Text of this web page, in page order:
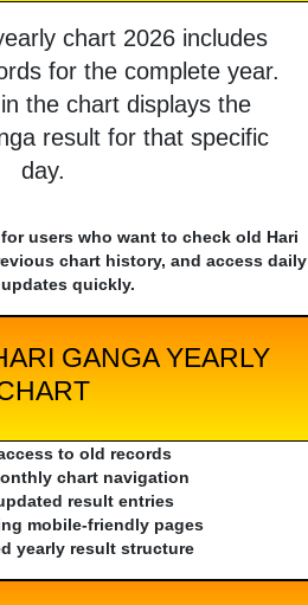
chart 2026 includes
for the complete year.
the chart displays the
result for that specific
day.
users who want to check old Hari
chart history, and access daily
quickly.
GANGA YEARLY
to old records
chart navigation
result entries
mobile-friendly pages
yearly result structure